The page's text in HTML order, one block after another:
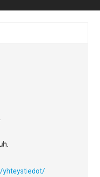
pohjapiirros
yhteystiedot/